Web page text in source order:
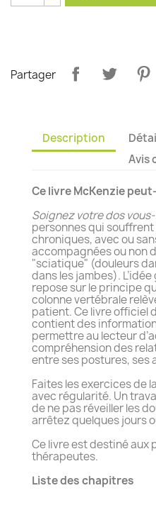
Partager
Description
Avis
Ce livre McKenzie
Soignez votre dos
personnes qui
chroniques, avec ou
accompagnées ou non
"sciatique" (douleurs
dans les jambes).
repose sur le principe
colonne vertébrale
patient. Ce livre officiel
contient des
permettre au lecteur
compréhension des
entre ses postures, ses
Faites les exercices de
avec régularité. Un
de ne pas réveiller les
arrêtez quelques jours
Ce livre est destiné aux
thérapeutes.
Liste des chapitres